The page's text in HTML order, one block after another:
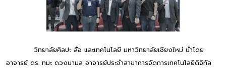
วิทยาลัยศิลปะ สื่อ และเทคโนโลยี มหาวิทยาลัยเชียงใหม่ นำโดย
อาจารย์ ดร. ทมะ ดวงนามล อาจารย์ประจำสาขาการจัดการเทคโนโลยีดิจิทัล